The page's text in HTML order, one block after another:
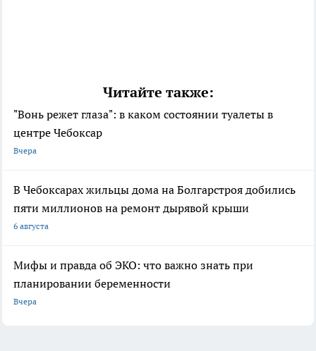
Читайте также:
"Вонь режет глаза": в каком состоянии туалеты в
центре Чебоксар
Вчера
В Чебоксарах жильцы дома на Болгарстроя добились
пяти миллионов на ремонт дырявой крыши
6 августа
Мифы и правда об ЭКО: что важно знать при
планировании беременности
Вчера